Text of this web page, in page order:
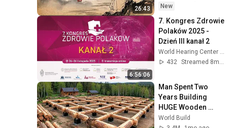
26:43
naciskać | Nauki
New
6:56:06
7. Kongres Zdrowie
Polaków 2025 -
Dzień III kanał 2
World Hearing Center / Światowe Centrum Słuchu
432
Streamed 8mo ago
Man Spent Two
Years Building
HUGE Wooden
House for his
World Build